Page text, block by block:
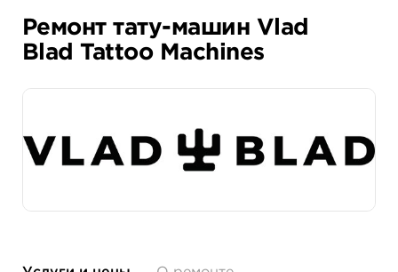
Ремонт тату-машин Vlad
Blad Tattoo Machines